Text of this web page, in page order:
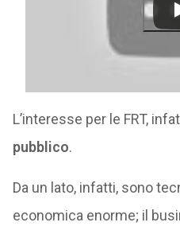
L’interesse per le FRT,
pubblico.
Da un lato, infatti, sono
economica enorme; il